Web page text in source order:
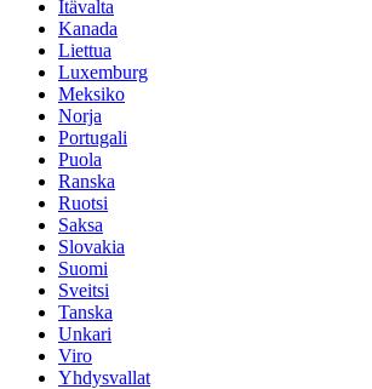
Itävalta
Kanada
Liettua
Luxemburg
Meksiko
Norja
Portugali
Puola
Ranska
Ruotsi
Saksa
Slovakia
Suomi
Sveitsi
Tanska
Unkari
Viro
Yhdysvallat